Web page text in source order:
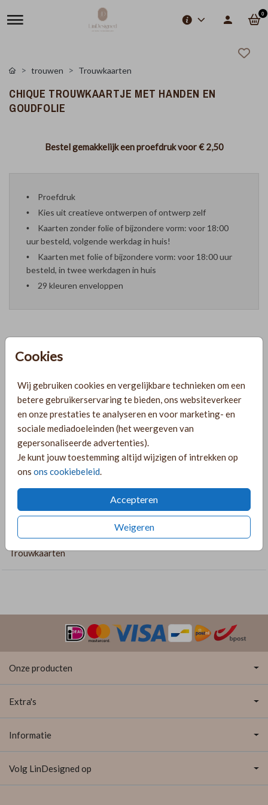
0
Cookies
Wij gebruiken cookies en vergelijkbare technieken om een
betere gebruikerservaring te bieden, ons websiteverkeer
en onze prestaties te analyseren en voor marketing- en
sociale mediadoeleinden (het weergeven van
gepersonaliseerde advertenties).
Je kunt jouw toestemming altijd wijzigen of intrekken op
ons ons cookiebeleid.
Accepteren
Weigeren
trouwen Trouwkaarten
CHIQUE TROUWKAARTJE MET HANDEN EN
GOUDFOLIE
Bestel gemakkelijk een proefdruk voor€ 2,50
Proefdruk
Kies uit creatieve ontwerpen of ontwerp zelf
Kaarten zonder folie of bijzondere vorm: voor 18:00
uur besteld, volgende werkdag in huis!
Kaarten met folie of bijzondere vorm: voor 18:00 uur
besteld, in twee werkdagen in huis
29 kleuren enveloppen
Formaten en prijzen
PRODUCTINFORMATIE
OMSCHRIJVING
Chique trouwkaartje met handen en goudfolie in een chique
lettertype. Pas het trouwkaartje naar wens aan door de
achtergrond te wijzigen of een andere kleur lettertype te
COLLECTIE
Trouwkaarten
Onze producten
Extra's
Informatie
Volg LinDesigned op